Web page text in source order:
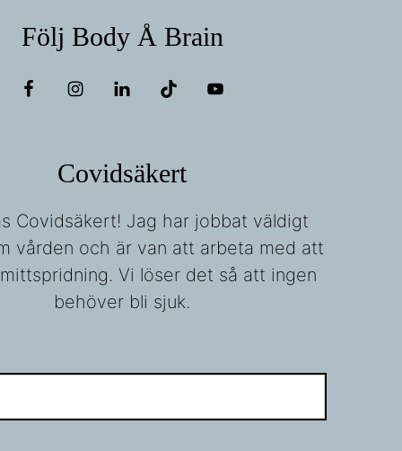
Följ Body Å Brain
Covidsäkert
Covidsäkert! Jag har jobbat väldigt
vården och är van att arbeta med att
Vi löser det så att ingen
behöver bli sjuk.